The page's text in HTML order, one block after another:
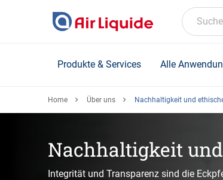
Produkte & Services Alle
Home Über uns Nachhaltigkeit und
Nachhaltigkeit
Integrität und Transparenz sind die